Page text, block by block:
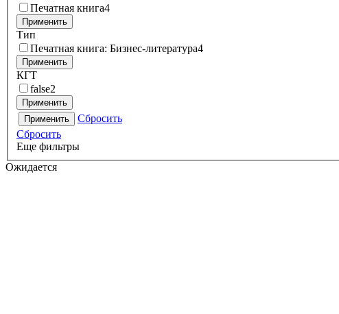
Печатная книга4
Применить
Тип
Печатная книга: Бизнес-литература4
Применить
КГТ
false2
Применить
Применить
Сбросить
Сбросить
Еще фильтры
Ожидается